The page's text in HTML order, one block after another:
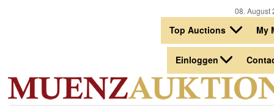
08.
Top Auctions My
Einloggen